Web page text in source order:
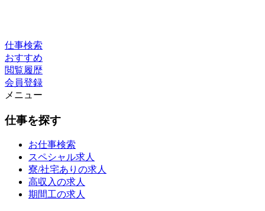
仕事検索
おすすめ
閲覧履歴
会員登録
メニュー
仕事を探す
お仕事検索
スペシャル求人
寮/社宅ありの求人
高収入の求人
期間工の求人